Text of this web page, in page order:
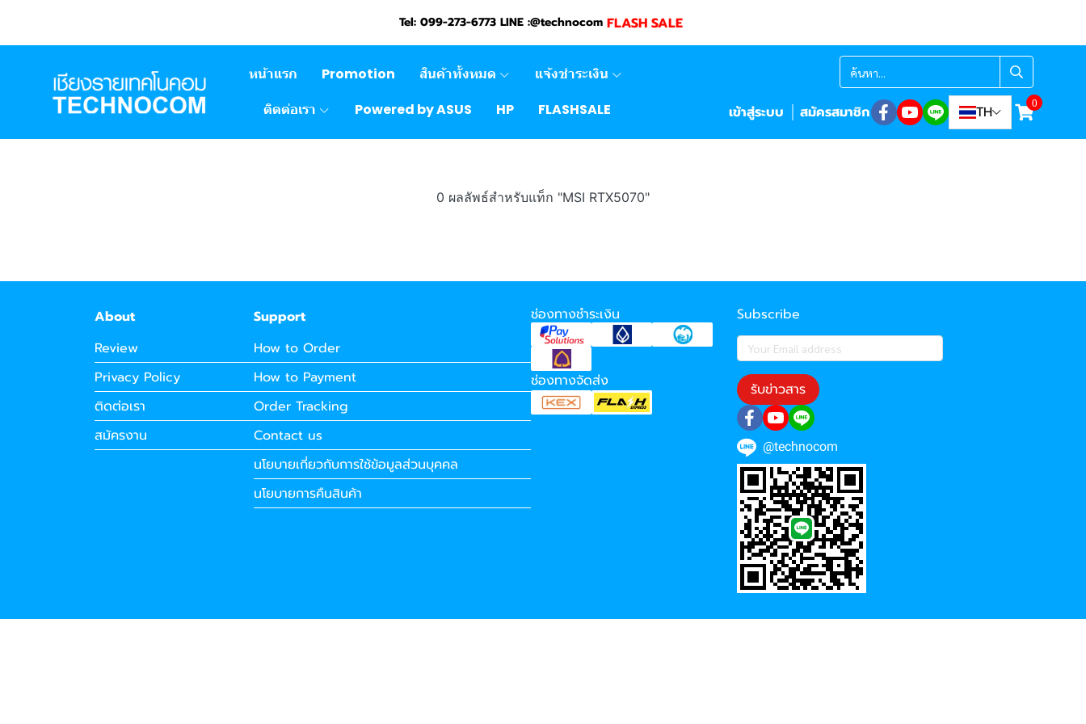
Tel: 099-273-6773 LINE :@technocom FLASH SALE
หน้าแรก Promotion สินค้าทั้งหมด
แจ้งชำระเงิน
ติดต่อเรา
Powered by ASUS HP FLASHSALE เข้าสู่ระบบ สมัครสมาชิก TH 0
0 ผลลัพธ์สำหรับแท็ก "MSI RTX5070"
About
Review
Privacy Policy
ติดต่อเรา
สมัครงาน
Support
How to Order
How to Payment
Order Tracking
Contact us
นโยบายเกี่ยวกับการใช้ข้อมูลส่วนบุคคล
นโยบายการคืนสินค้า
ช่องทางชำระเงิน
ช่องทางจัดส่ง
Subscribe
รับข่าวสาร
@technocom